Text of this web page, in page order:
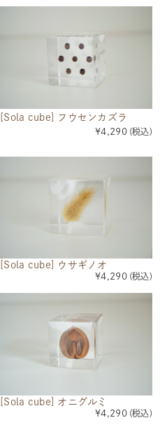
[Sola cube] フウセンカズラ
¥4,290 (税込)
[Sola cube] ウサギノオ
¥4,290 (税込)
[Sola cube] オニグルミ
¥4,290 (税込)